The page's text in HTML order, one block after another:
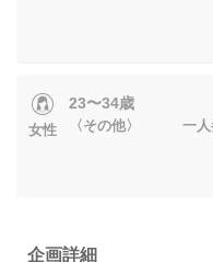
女性
23〜34歳
〈その他〉 一人
企画詳細